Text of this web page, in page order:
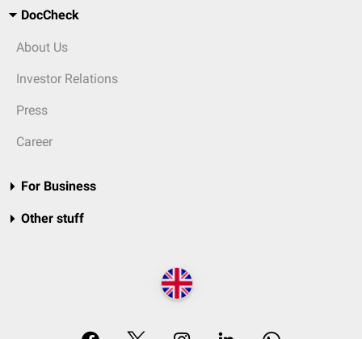
DocCheck
About Us
Investor Relations
Press
Career
For Business
Other stuff